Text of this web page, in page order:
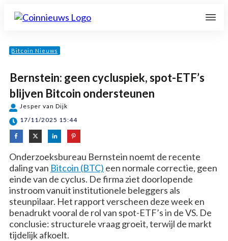
Bitcoin Nieuws
Bernstein: geen cycluspiek, spot-ETF’s
blijven Bitcoin ondersteunen
Jesper van Dijk
17/11/2025 15:44
Onderzoeksbureau Bernstein noemt de recente
daling van Bitcoin (BTC) een normale correctie, geen
einde van de cyclus. De firma ziet doorlopende
instroom vanuit institutionele beleggers als
steunpilaar. Het rapport verscheen deze week en
benadrukt vooral de rol van spot-ETF’s in de VS. De
conclusie: structurele vraag groeit, terwijl de markt
tijdelijk afkoelt.